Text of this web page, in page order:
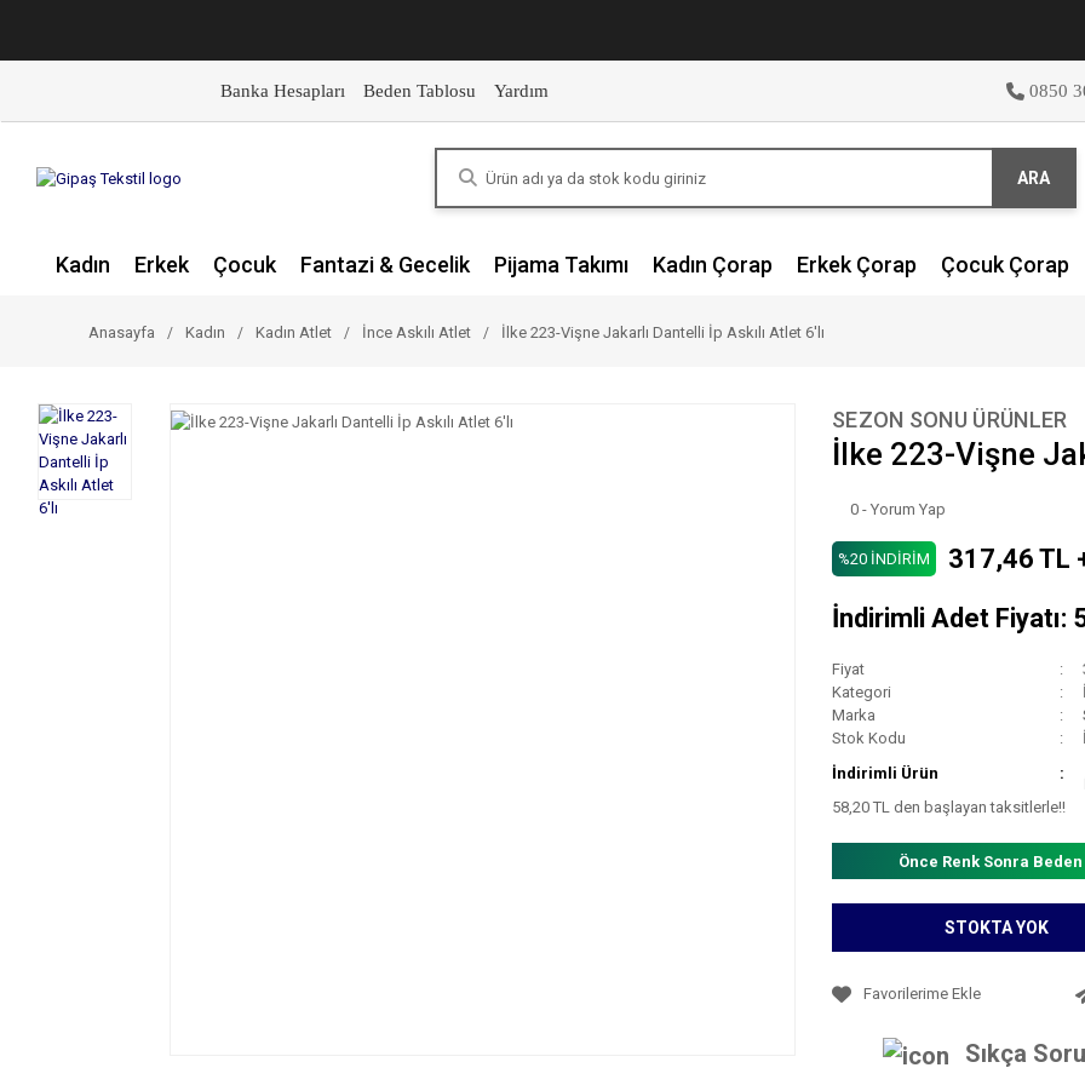
Banka Hesapları Beden Tablosu Yardım 0850
ARA
Kadın Erkek Çocuk Fantazi & Gecelik Pijama Takımı Kadın Çorap Erkek Çorap Çocuk Çorap
Anasayfa Kadın Kadın Atlet İnce Askılı Atlet İlke 223-Vişne Jakarlı Dantelli İp Askılı Atlet 6'lı
SEZON SONU ÜRÜNLER
İlke 223-Vişne
0 - Yorum Yap
%20 İNDİRİM
317,46 TL
İndirimli Adet Fiyatı:
Fiyat
Kategori
Marka
Stok Kodu
İndirimli Ürün
58,20 TL den başlayan taksitlerle!!
Önce Renk Sonra
STOKTA YOK
Sıkça